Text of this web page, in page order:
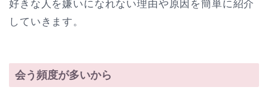
好きな人を嫌いになれない理由や原因を簡単に紹介
していきます。
会う頻度が多いから